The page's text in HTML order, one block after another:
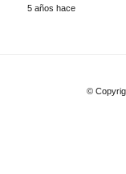
5 años hace
©